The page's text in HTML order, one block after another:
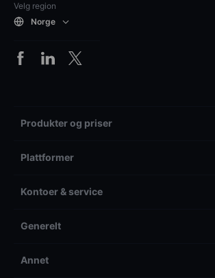
Velg region
Norge
Produkter og priser
Plattformer
Kontoer & service
Generelt
Annet